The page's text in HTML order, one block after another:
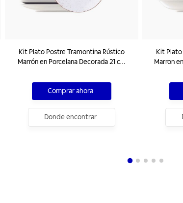
Kit Plato Postre Tramontina Rústico
Marrón en Porcelana Decorada 21 cm
Comprar ahora
Donde encontrar
Kit
Marron